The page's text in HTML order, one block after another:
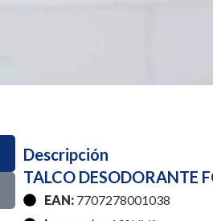
Descripción
TALCO DESODORANTE
EAN:7707278001038